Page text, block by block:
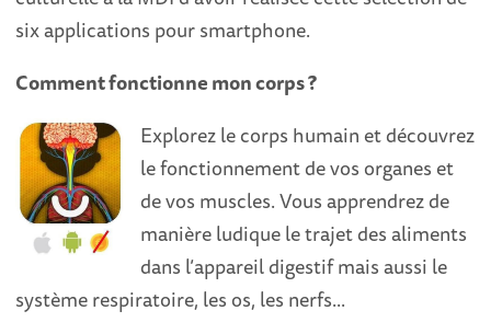
six applications pour smartphone.
Comment fonctionne mon corps ?
Explorez le corps humain et découvrez
le fonctionnement de vos organes et
de vos muscles. Vous apprendrez de
manière ludique le trajet des aliments
dans l’appareil digestif mais aussi le
système respiratoire, les os, les nerfs...